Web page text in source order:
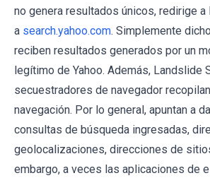
no genera resultados únicos, redirige a
a search.yahoo.com. Simplemente
reciben resultados generados por un
legítimo de Yahoo. Además, Landslide
secuestradores de navegador
navegación. Por lo general, apuntan a
consultas de búsqueda ingresadas,
geolocalizaciones, direcciones de
embargo, a veces las aplicaciones de